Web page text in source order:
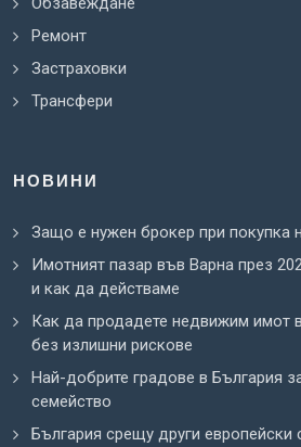
Ремонт
Застраховки
Трансфери
НОВИНИ
Защо е нужен брокер при покупка
Имотният пазар във Варна през
и как да действаме
Как да продадете недвижим имот
без излишни рискове
Най-добрите градове в България
семейство
България срещу други европейски